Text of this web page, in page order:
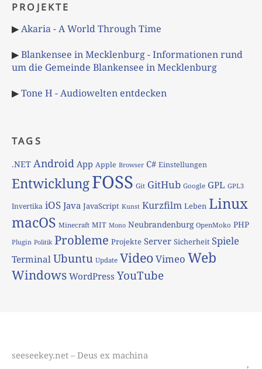
PROJEKTE
▶Akaria - A World Through Time
▶Blankensee in Mecklenburg - Informationen rund
um die Gemeinde Blankensee in Mecklenburg
▶Tone H - Audiowelten entdecken
TAGS
.NET Android App Apple Browser C# Einstellungen
EntwicklungFOSS Git GitHub Google GPL GPL3
Invertika iOS Java JavaScript Kunst Kurzfilm Leben Linux
macOS Minecraft MIT Mono Neubrandenburg OpenMoko PHP
Plugin Politik Probleme Projekte Server Sicherheit Spiele
TerminalUbuntu Update VideoVimeo Web
Windows WordPress YouTube
seeseekey.net – Deus ex machina